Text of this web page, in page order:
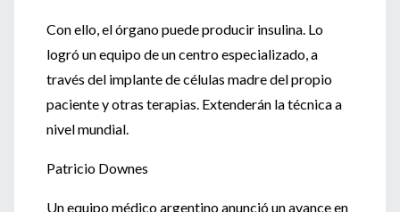
Con ello, el órgano puede producir insulina. Lo
logró un equipo de un centro especializado, a
través del implante de células madre del propio
paciente y otras terapias. Extenderán la técnica a
nivel mundial.
Patricio Downes
Un equipo médico argentino anunció un avance en